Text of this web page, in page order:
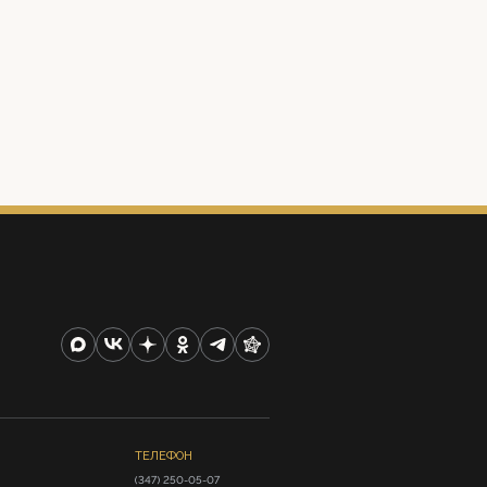
ТЕЛЕФОН
(347) 250-05-07